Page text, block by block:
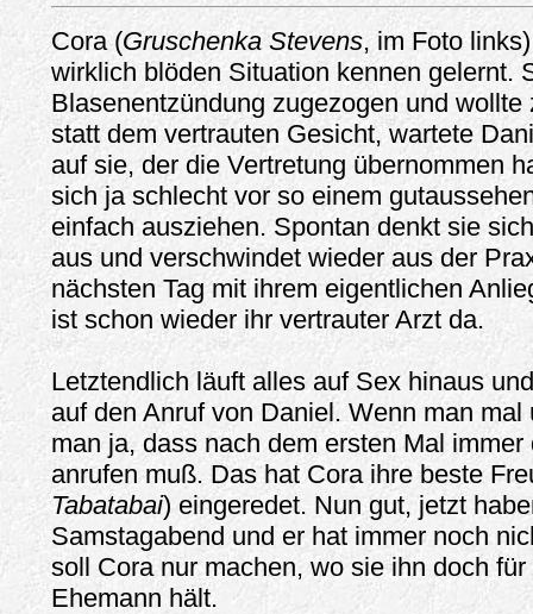
Cora (Gruschenka Stevens, im Foto
wirklich blöden Situation kennen gelernt.
Blasenentzündung zugezogen und wollte
statt dem vertrauten Gesicht, wartete
auf sie, der die Vertretung übernommen
sich ja schlecht vor so einem
einfach ausziehen. Spontan denkt sie
aus und verschwindet wieder aus der
nächsten Tag mit ihrem eigentlichen
ist schon wieder ihr vertrauter Arzt da.
Letztendlich läuft alles auf Sex hinaus
auf den Anruf von Daniel. Wenn man
man ja, dass nach dem ersten Mal
anrufen muß. Das hat Cora ihre beste
Tabatabai) eingeredet. Nun gut, jetzt
Samstagabend und er hat immer noch
soll Cora nur machen, wo sie ihn doch
Ehemann hält.